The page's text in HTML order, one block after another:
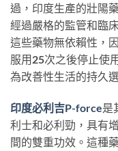
過，印度生產的壯陽
經過嚴格的監管和臨
這些藥物無依賴性，
服用25次之後停止使
為改善性生活的持久
印度必利吉P-force是
利士和必利勁，具有
間的雙重功效。這種